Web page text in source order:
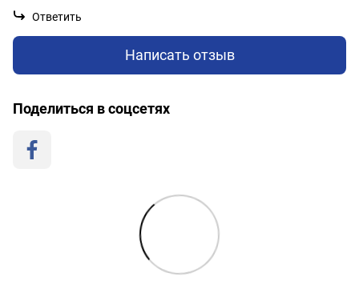
Ответить
Написать отзыв
Поделиться в соцсетях